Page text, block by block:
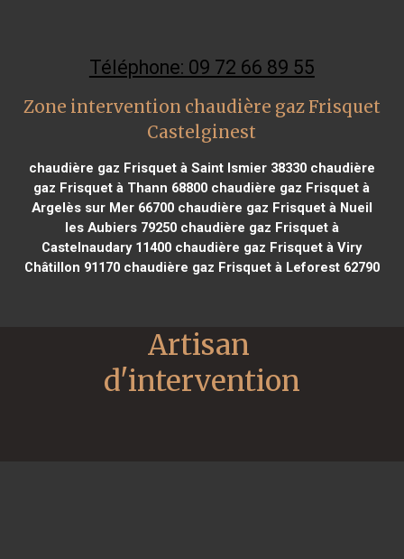
Téléphone: 09 72 66 89 55
Zone intervention chaudière gaz Frisquet
Castelginest
chaudière gaz Frisquet à Saint Ismier 38330chaudière
gaz Frisquet à Thann 68800 chaudière gaz Frisquet à
Argelès sur Mer 66700chaudière gaz Frisquet à Nueil
les Aubiers 79250chaudière gaz Frisquet à
Castelnaudary 11400 chaudière gaz Frisquet à Viry
Châtillon 91170chaudière gaz Frisquet à Leforest 62790
Artisan
d'intervention